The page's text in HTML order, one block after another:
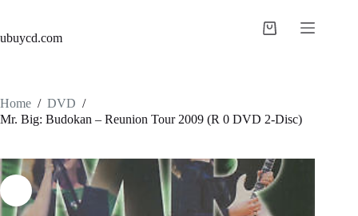
ubuycd.com
Home / DVD /
Mr. Big: Budokan – Reunion Tour 2009 (R 0 DVD 2-Disc)